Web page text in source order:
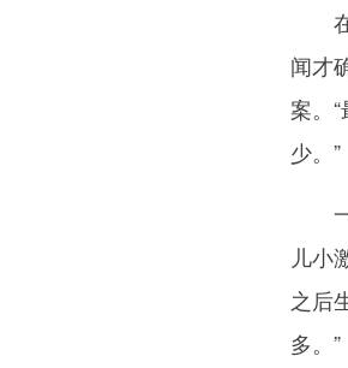
在
闻才
案。
少。”
一
儿小
之后
多。”